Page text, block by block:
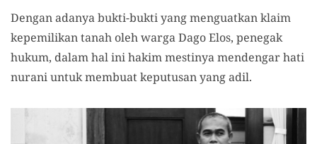
Dengan adanya bukti-bukti yang menguatkan klaim
kepemilikan tanah oleh warga Dago Elos, penegak
hukum, dalam hal ini hakim mestinya mendengar hati
nurani untuk membuat keputusan yang adil.